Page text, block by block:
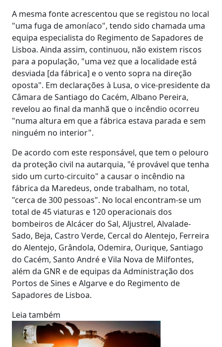
A mesma fonte acrescentou que se registou no local
"uma fuga de amoníaco", tendo sido chamada uma
equipa especialista do Regimento de Sapadores de
Lisboa. Ainda assim, continuou, não existem riscos
para a população, "uma vez que a localidade está
desviada [da fábrica] e o vento sopra na direção
oposta". Em declarações à Lusa, o vice-presidente da
Câmara de Santiago do Cacém, Albano Pereira,
revelou ao final da manhã que o incêndio ocorreu
"numa altura em que a fábrica estava parada e sem
ninguém no interior".
De acordo com este responsável, que tem o pelouro
da proteção civil na autarquia, "é provável que tenha
sido um curto-circuito" a causar o incêndio na
fábrica da Maredeus, onde trabalham, no total,
"cerca de 300 pessoas". No local encontram-se um
total de 45 viaturas e 120 operacionais dos
bombeiros de Alcácer do Sal, Aljustrel, Alvalade-
Sado, Beja, Castro Verde, Cercal do Alentejo, Ferreira
do Alentejo, Grândola, Odemira, Ourique, Santiago
do Cacém, Santo André e Vila Nova de Milfontes,
além da GNR e de equipas da Administração dos
Portos de Sines e Algarve e do Regimento de
Sapadores de Lisboa.
Leia também